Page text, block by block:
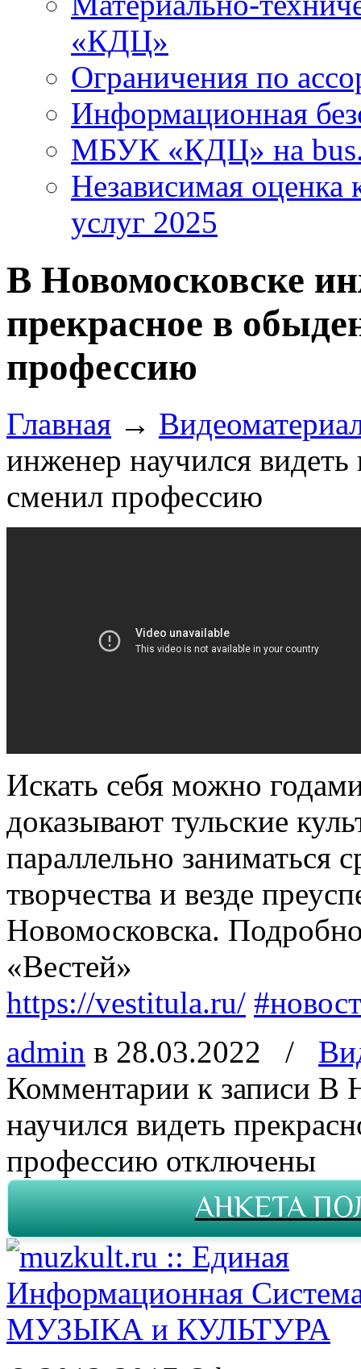
«КДЦ»
Ограничения по
Информационная
МБУК «КДЦ» на
Независимая оценка
услуг 2025
В Новомосковске
прекрасное в
профессию
Главная →
инженер научился
сменил профессию
Искать себя можно
доказывают тульские
параллельно заниматься
творчества и везде
Новомосковска.
«Вестей»
https://vestitula.ru/
admin в 28.03.2022 /
Комментарии к записи В
научился видеть
профессию отключены
АНКЕТА